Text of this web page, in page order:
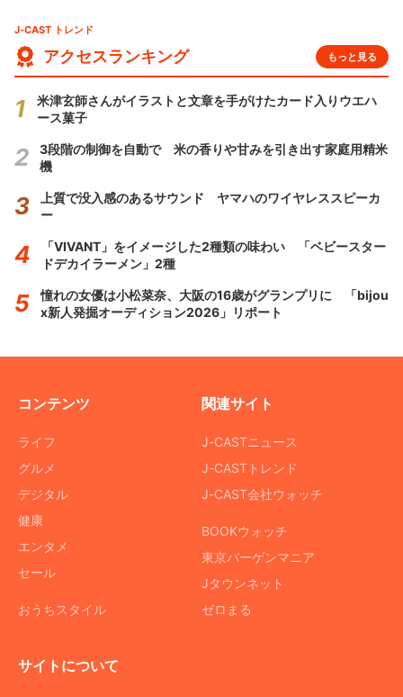
J-CAST トレンド
アクセスランキング もっと見る
米津玄師さんがイラストと文章を手がけたカード入りウエハ
ース菓子
3段階の制御を自動で 米の香りや甘みを引き出す家庭用精米
機
上質で没入感のあるサウンド ヤマハのワイヤレススピーカ
ー
「VIVANT」をイメージした2種類の味わい 「ベビースター
ドデカイラーメン」2種
憧れの女優は小松菜奈、大阪の16歳がグランプリに 「bijou
x新人発掘オーディション2026」リポート
コンテンツ
ライフ
グルメ
デジタル
健康
エンタメ
セール
おうちスタイル
関連サイト
J-CASTニュース
J-CASTトレンド
J-CAST会社ウォッチ
BOOKウォッチ
東京バーゲンマニア
Jタウンネット
ゼロまる
サイトについて